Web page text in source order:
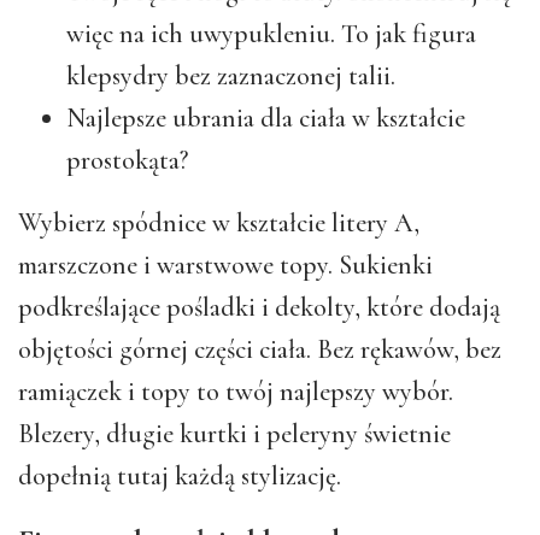
więc na ich uwypukleniu. To jak figura
klepsydry bez zaznaczonej talii.
Najlepsze ubrania dla ciała w kształcie
prostokąta?
Wybierz spódnice w kształcie litery A,
marszczone i warstwowe topy. Sukienki
podkreślające pośladki i dekolty, które dodają
objętości górnej części ciała. Bez rękawów, bez
ramiączek i topy to twój najlepszy wybór.
Blezery, długie kurtki i peleryny świetnie
dopełnią tutaj każdą stylizację.